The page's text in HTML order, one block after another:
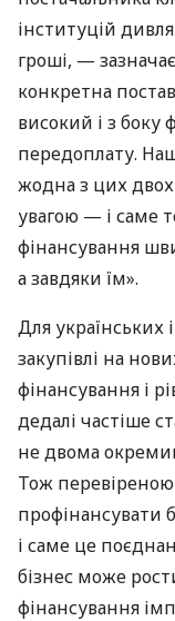
інституцій
гроші, —
конкретна
високий і з боку
передоплату.
жодна з цих двох
увагою — і саме
фінансування
а завдяки їм».
Для
закупівлі на
фінансування і
дедалі частіше
не двома
Тож
профінансувати
і саме це
бізнес може
фінансування